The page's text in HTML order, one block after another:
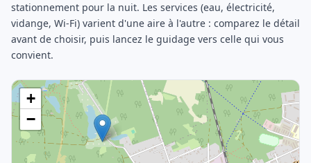
stationnement pour la nuit. Les services (eau, électricité,
vidange, Wi-Fi) varient d'une aire à l'autre : comparez le détail
avant de choisir, puis lancez le guidage vers celle qui vous
convient.
+
−